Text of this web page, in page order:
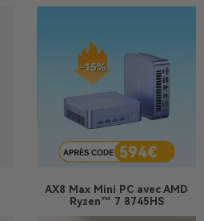
AX8 Max Mini PC avec AMD
Ryzen™ 7 8745HS